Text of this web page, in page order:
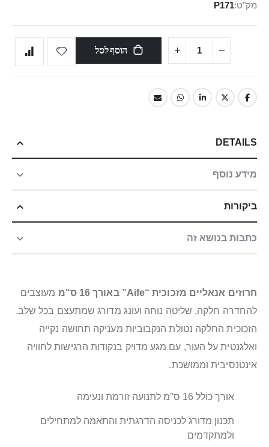
מק"ט P171
הוסף לסל
DETAILS
מידע נוסף
ביקורות
כתבות בנושא זה
חרוזים אנאליים מזכוכית “Aife” באורך 16 ס"מ
מעוצבים
להחדרה חלקה, שליטה נוחה ועונג מדורג שמתעצם בכל שלב.
הזכוכית החלקה נטולת הנקבוביות מעניקה תחושה נקייה
ואלגנטית על העור, עם מגע מדויק בנקודות הרגישות לחוויה
אינטנסיבית וממושכת.
אורך כולל 16 ס"מ לתנועה זורמת ונעימה
תכנון מדורג לכניסה הדרגתית והתאמה למתחילים
ולמתקדמים